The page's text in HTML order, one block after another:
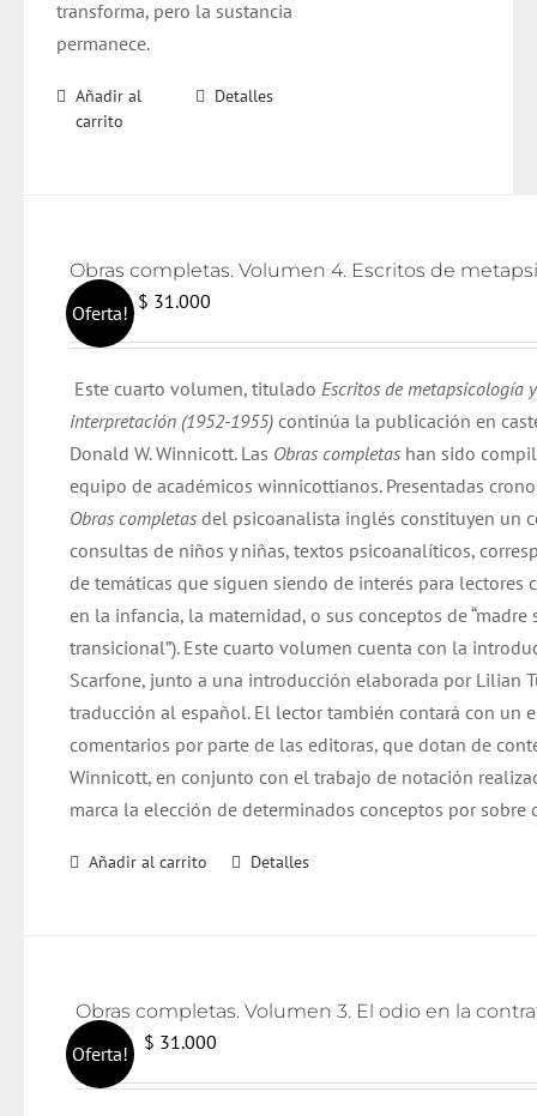
transforma, pero la sustancia
permanece.
Añadir al
carrito
Detalles
Oferta!
$32.000 El
era:
$ 32.000.
$ 31.000El
es:
$ 31.000.
Este cuarto volumen, titulado Escritos de metapsicología
interpretación (1952-1955) continúa la publicación en
Donald W. Winnicott. Las Obras completas han sido
equipo de académicos winnicottianos. Presentadas
Obras completas del psicoanalista inglés constituyen un
consultas de niños y niñas, textos psicoanalíticos,
de temáticas que siguen siendo de interés para
en la infancia, la maternidad, o sus conceptos de “madre
transicional”). Este cuarto volumen cuenta con la
Scarfone, junto a una introducción elaborada por Lilian
traducción al español. El lector también contará con un
comentarios por parte de las editoras, que dotan de
Winnicott, en conjunto con el trabajo de notación
marca la elección de determinados conceptos por sobre
Añadir al carrito Detalles
Oferta!
$ 32.000
El
$ 31.000El